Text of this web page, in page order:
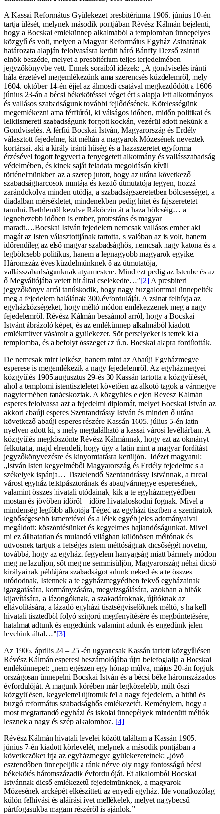
A Kassai Református Gyülekezet presbitériuma 1906. június 10-én
tartja ülését, melynek második pontjában Révész Kálmán bejelenti,
hogy a Bocskai emlékünnep alkalmából a templomban ünnepélyes
közgyűlés volt, melyen a Magyar Református Egyház Zsinatának
határozata alapján felolvasásra került báró Bánffy Dezső zsinati
elnök beszéde, melyet a presbitérium teljes terjedelmében
jegyzőkönyvbe vett. Ennek soraiból idézek: „A gondviselés iránti
hála érzetével megemlékezünk ama szerencsés küzdelemről, mely
1604. október 14-én éjjel az álmosdi csatával megkezdődött a 1606
június 23-án a bécsi békekötéssel véget ért s alapja lett alkotmányos
és vallásos szabadságunk további fejlődésének. Kötelességünk
megemlékezni ama férfiúról, ki válságos időben, midőn politikai és
lelkiismereti szabadságunk forgott kockán, vezérül adott nekünk a
Gondviselés. A férfiú Bocskai István, Magyarország és Erdély
választott fejedelme, kit méltán a magyarok Mózesének neveztek
kortársai, aki a király iránti hűség és a hazaszeretet egyforma
érzésével fogott fegyvert a fenyegetett alkotmány és vallásszabadság
védelmében, és kinek saját feladata megoldásán kívül
történelmünkben az a szerep jutott, hogy az utána következő
szabadságharcosok mintája és kezdő útmutatója legyen, hozzá
zarándokolva minden utódja, a szabadságszeretetben bölcsességet, a
diadalban mérsékletet, mindenekben pedig hitet és fajszeretetet
tanulni. Bethlentől kezdve Rákóczin át a haza bölcséig… a
legnehezebb időben is ember, protestáns és magyar
maradt….Bocskai István fejedelem nemcsak vallásos ember aki
magát az Isten választottjának tartotta, s valóban az is volt, hanem
időrendileg az első magyar szabadsághős, nemcsak nagy katona és a
legbölcsebb politikus, hanem a legnagyobb magyarok egyike.
Háromszáz éves küzdelmünknek ő az útmutatója,
vallásszabadságunknak atyamestere. Mind ezt pedig az Istenbe és az
ő Megváltójába vetett hit által cselekedte…”[2] A presbiteri
jegyzőkönyv arról tanúskodik, hogy nagy buzgalommal ünnepelték
meg a fejedelem halálának 300.évforduláját. A zsinat felhívja az
egyházközségeket, hogy méltó módon emlékezzenek meg a nagy
fejedelemről. Révész Kálmán beszámol arról, hogy a Bocskai
Istvánt ábrázoló képet, és az emlékünnep alkalmából kiadott
emlékművet vásárolt a gyülekezet. Sőt perselyeket is tettek ki a
templomba, és a befolyt összeget az ú.n. Bocskai alapra fordították.
De nemcsak mint lelkész, hanem mint az Abaúji Egyházmegye
esperese is megemlékezik a nagy fejedelemről. Az egyházmegyei
közgyűlés 1905.augusztus 29-és 30 Kassán tartotta a közgyűlését,
ahol a templomi istentiszteletet követően az alkotó tagok a vármegye
nagytermében tanácskoztak. A közgyűlés elején Révész Kálmán
esperes felolvassa azt a fejedelmi diplomát, melyet Bocskai István az
akkori abaúji esperes Szentandrássy István és minden ő utána
következő abaúji esperes részére Kassán 1605. július 5-én latin
nyelven adott ki, s mely megtalálható a kassai városi levéltárban. A
közgyűlés megköszönte Révész Kálmánnak, hogy ezt az okmányt
felkutatta, majd elrendeli, hogy úgy a latin mint a magyar fordítást
jegyzőkönyvezésre és kinyomtatásra kerüljön. Idézet magyarul:
„István Isten kegyelméből Magyarország és Erdély fejedelme s a
székelyek ispánja… Tisztelendő Szentandrássy Istvánnak, a tarcal
városi egyház lelkipásztorának és abaujvármegye esperesének,
valamint összes hivatali utódainak, kik a te egyházmegyédben
mostan és jövőben időről – időre hivataloskodni fognak. Mivel a
mindenség legfőbb alkotója Téged az egyházi tisztben a szentiratok
legbőségesebb ismeretével és a lélek egyéb jeles adományaival
megáldott: köszöntésünket és kegyelmes hajlandóságunkat. Mivel
mi ez állhatatlan és mulandó világban különösen méltónak és
üdvösnek tartjuk a felséges isteni méltóságnak dicsőségét növelni,
továbbá, hogy az egyházi fegyelem hanyagság miatt bármely módon
meg ne lazuljon, sőt meg ne semmisüljön, Magyarország néhai dicső
királyainak példájára szabadságot adunk neked és a te összes
utódodnak, Istennek a te egyházmegyédben fekvő egyházainak
igazgatására, kormányzására, megvizsgálására, azokban a hibák
kijavítására, a lázongóknak, a szakadároknak, újítóknak az
eltávolítására, a lázadó egyházi tisztségviselőknek méltó, s ha kell
hivatali tisztedből folyó szigorú megfenyítésére és megbüntetésére,
hatalmat adtunk és engedtünk valamint adunk és engedünk jelen
levelünk által…”[3]
Az 1906. április 24 – 25 -én ugyancsak Kassán tartott közgyűlésen
Révész Kálmán esperesi beszámolójába újra belefoglalja a Bocskai
emlékünnepet: „nem egészen egy hónap múlva, május 20-án fogjuk
országosan ünnepelni Bocskai István és a bécsi béke háromszázados
évfordulóját. A magunk körében már legközelebb, múlt őszi
közgyűlésen, kegyelettel újítottuk fel a nagy fejedelem, a hithű és
buzgó református szabadsághős emlékezetét. Reménylem, hogy a
most megtartandó egyházi és iskolai ünnepélyek mindenütt méltók
lesznek a nagy és szép alkalomhoz. [4]
Révész Kálmán hivatali levelei között találtam a Kassán 1905.
június 7-én kiadott körlevelét, melynek a második pontjában a
következőket írja az egyházmegye gyülekezeteinek: „jövő
esztendőben ünnepeljük a ránk nézve oly nagy fontosságú bécsi
békekötés háromszázadik évfordulóját. Et alkalomból Bocskai
Istvánnak dicső emlékezetű fejedelmünknek, a magyarok
Mózesének arcképét elkészítteti az enyedi egyház. Ide vonatkozólag
külön felhívási és aláírási ívet mellékelek, melyet nagybecsű
pártfogásukba magam részéről is ajánlok.”